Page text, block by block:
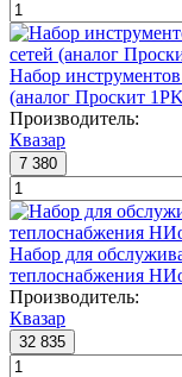
Набор
(аналог Проскит
Производитель:
Квазар
7 380
Набор для
теплоснабжения
Производитель:
Квазар
32 835